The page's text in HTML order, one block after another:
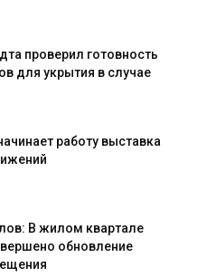
проверил готовность
для укрытия в случае
работу выставка
В жилом квартале
обновление